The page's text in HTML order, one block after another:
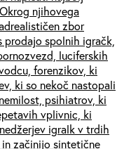
njihovega
zbor
spolnih igračk,
luciferskih
forenzikov, ki
ki so nekoč nastopali
psihiatrov, ki
vplivnic, ki
igralk v trdih
začinijo sintetične